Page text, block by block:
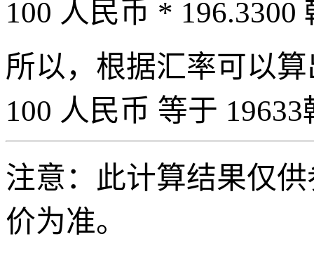
100 人民币 * 196.3300
所以，根据汇率可以
100 人民币 等于
注意：此计算结果仅
价为准。